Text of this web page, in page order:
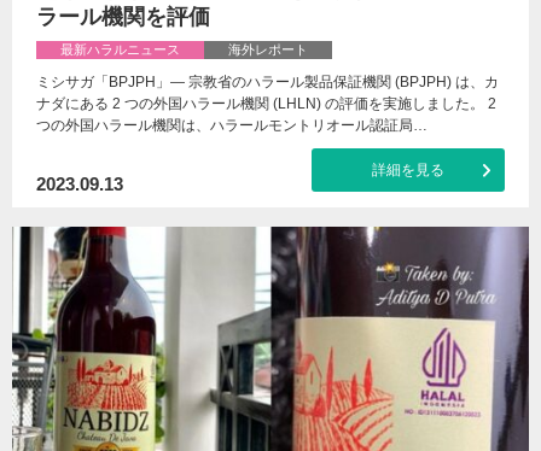
ラール機関を評価
最新ハラルニュース 海外レポート
ミシサガ「BPJPH」— 宗教省のハラール製品保証機関 (BPJPH) は、カ
ナダにある 2 つの外国ハラール機関 (LHLN) の評価を実施しました。 2
つの外国ハラール機関は、ハラールモントリオール認証局…
2023.09.13
詳細を見る